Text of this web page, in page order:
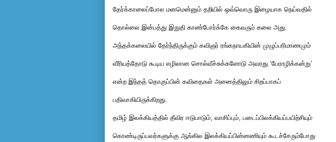
தேர்க்காலைப்போல மனமென்னும் தறியில் ஒவ்வொரு இழையாக நெய்வதில்
தொல்லை இன்பத்து இறுதி காண்போர்க்கே கைவரும் கலை அது.
அந்தக்கலையில் தேர்ந்திருக்கும் கவிஞர் ரங்கநாயகியின் முழுப்பரிமாணமும்
வீரியத்தோடு கூடிய எழிலான சொல்வீச்சுக்களோடு அவரது ‘பேராழிக்கன்று’
என்ற இந்தத் தொகுப்பின் கவிதைகள் அனைத்திலும் சிறப்பாகப்
பதிவாகியிருக்கிறது.
தமிழ் இலக்கியத்தில் தீவிர ஈடுபாடும், வாசிப்பும், படைப்பிலக்கியப்பயிற்சியும்
கொண்டிருப்பவர்களுக்கு ஆங்கில இலக்கியப்பின்னணியும் கூடச்சேரும்போது